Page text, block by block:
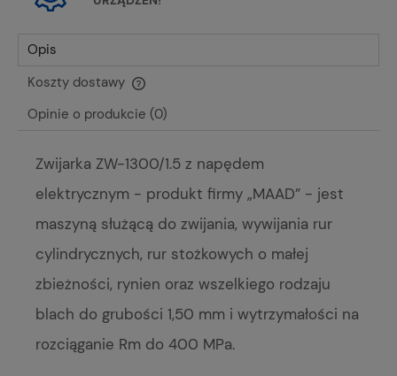
Opis
Koszty dostawy
Cena nie zawiera ewentualnych kosztów płatności
Opinie o produkcie (0)
Zwijarka ZW-1300/1.5 z napędem
elektrycznym - produkt firmy „MAAD” - jest
maszyną służącą do zwijania, wywijania rur
cylindrycznych, rur stożkowych o małej
zbieżności, rynien oraz wszelkiego rodzaju
blach do grubości 1,50 mm i wytrzymałości na
rozciąganie Rm do 400 MPa.